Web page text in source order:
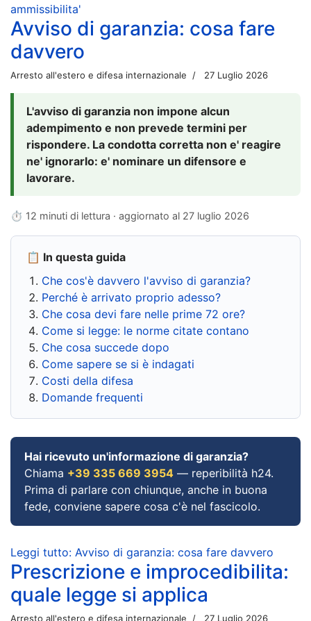
ammissibilita'
Avviso di garanzia: cosa fare
davvero
Arresto all'estero e difesa internazionale 27 Luglio 2026
L'avviso di garanzia non impone alcun
adempimento e non prevede termini per
rispondere. La condotta corretta non e' reagire
ne' ignorarlo: e' nominare un difensore e
lavorare.
⏱ 12 minuti di lettura · aggiornato al 27 luglio 2026
📋 In questa guida
Che cos'è davvero l'avviso di garanzia?
Perché è arrivato proprio adesso?
Che cosa devi fare nelle prime 72 ore?
Come si legge: le norme citate contano
Che cosa succede dopo
Come sapere se si è indagati
Costi della difesa
Domande frequenti
Hai ricevuto un'informazione di garanzia?
Chiama +39 335 669 3954 — reperibilità h24.
Prima di parlare con chiunque, anche in buona
fede, conviene sapere cosa c'è nel fascicolo.
Leggi tutto: Avviso di garanzia: cosa fare davvero
Prescrizione e improcedibilita:
quale legge si applica
Arresto all'estero e difesa internazionale 27 Luglio 2026